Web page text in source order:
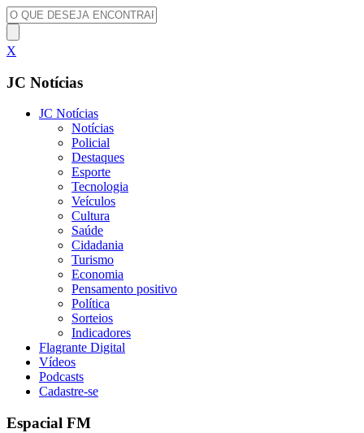
X
JC Notícias
JC Notícias
Notícias
Policial
Destaques
Esporte
Tecnologia
Veículos
Cultura
Saúde
Cidadania
Turismo
Economia
Pensamento positivo
Política
Sorteios
Indicadores
Flagrante Digital
Vídeos
Podcasts
Cadastre-se
Espacial FM